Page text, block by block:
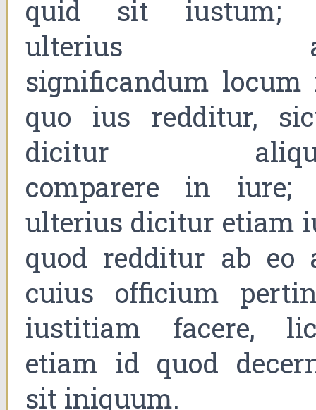
quid sit iustum;
ulterius
significandum locum
quo ius redditur,
dicitur
comparere in iure;
ulterius dicitur etiam
quod redditur ab eo
cuius officium
iustitiam facere,
etiam id quod
sit iniquum.